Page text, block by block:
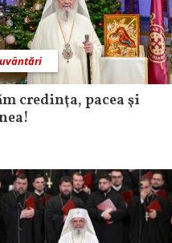
credinţa, pacea şi